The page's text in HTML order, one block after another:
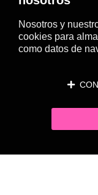
Nosotros y
cookies para
como datos de